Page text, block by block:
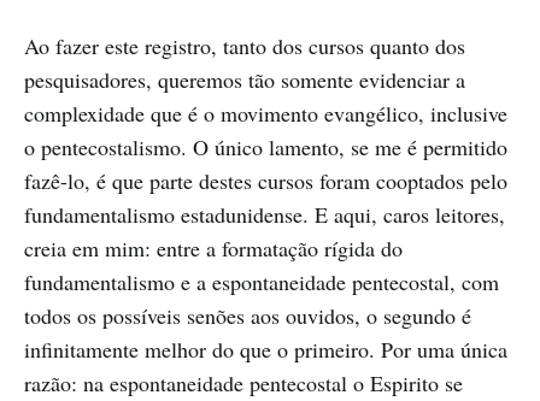
Ao fazer este registro, tanto dos cursos quanto dos
pesquisadores, queremos tão somente evidenciar a
complexidade que é o movimento evangélico, inclusive
o pentecostalismo. O único lamento, se me é permitido
fazê-lo, é que parte destes cursos foram cooptados pelo
fundamentalismo estadunidense. E aqui, caros leitores,
creia em mim: entre a formatação rígida do
fundamentalismo e a espontaneidade pentecostal, com
todos os possíveis senões aos ouvidos, o segundo é
infinitamente melhor do que o primeiro. Por uma única
razão: na espontaneidade pentecostal o Espirito se